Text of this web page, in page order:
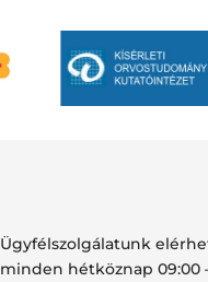
Ügyfélszolgálatunk
minden hétköznap 09:00